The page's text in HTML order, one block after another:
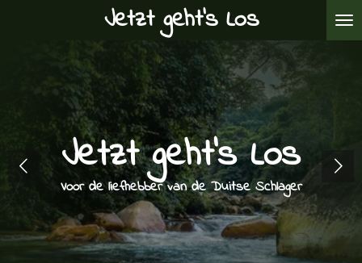
hoofdinhoud
Jetzt geht's Los
Jetzt geht's Los
Voor de liefhebber van de Duitse Schlager